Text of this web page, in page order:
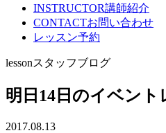
INSTRUCTOR講師紹介
CONTACTお問い合わせ
レッスン予約
lessonスタッフブログ
明日14日のイベント
2017.08.13